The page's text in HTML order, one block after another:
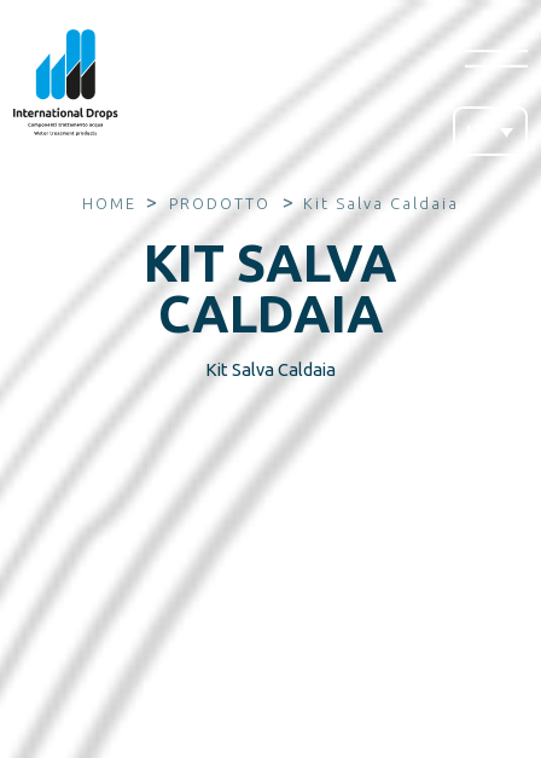
HOME > PRODOTTO > Kit Salva Caldaia
KIT SALVA
CALDAIA
Kit Salva Caldaia